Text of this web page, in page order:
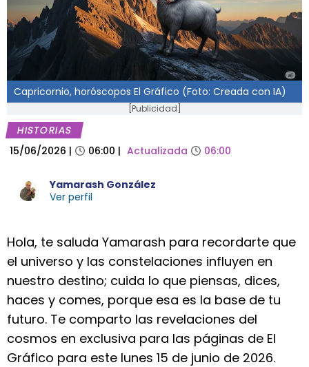
Capricornio, horóscopos El Gráfico (Foto: Creada con IA)
[Publicidad]
HISTORIAS
15/06/2026 | 06:00 | Actualizada 06:00
Yamarash González
Ver perfil
Hola, te saluda Yamarash para recordarte que
el universo y las constelaciones influyen en
nuestro destino; cuida lo que piensas, dices,
haces y comes, porque esa es la base de tu
futuro. Te comparto las revelaciones del
cosmos en exclusiva para las páginas de El
Gráfico para este lunes 15 de junio de 2026.